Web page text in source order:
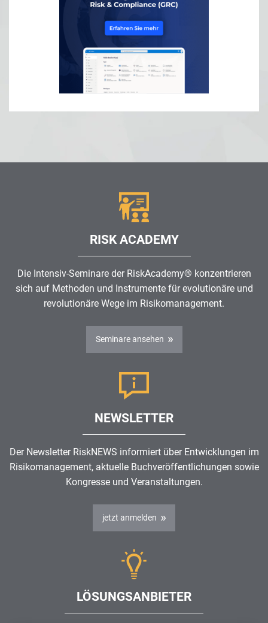
RISK ACADEMY
Die Intensiv-Seminare der RiskAcademy® konzentrieren
sich auf Methoden und Instrumente für evolutionäre und
revolutionäre Wege im Risikomanagement.
Seminare ansehen
NEWSLETTER
Der Newsletter RiskNEWS informiert über Entwicklungen im
Risikomanagement, aktuelle Buchveröffentlichungen sowie
Kongresse und Veranstaltungen.
jetzt anmelden
LÖSUNGSANBIETER